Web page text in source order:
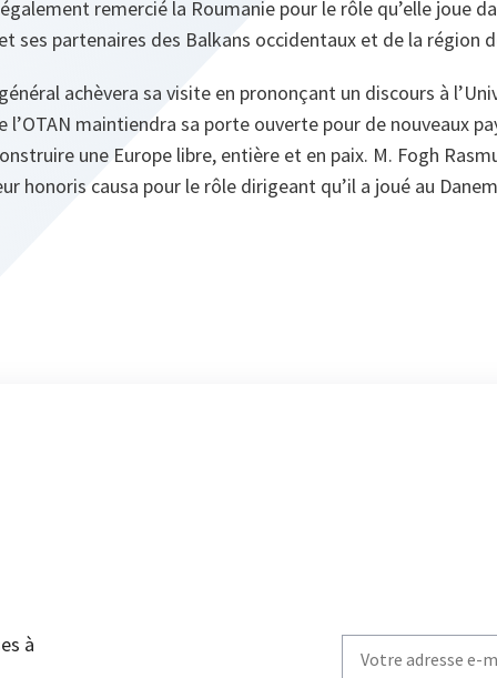
remercié la Roumanie pour le rôle qu’elle joue
ses partenaires des Balkans occidentaux et de la région
achèvera sa visite en prononçant un discours à
l’OTAN maintiendra sa porte ouverte pour de nouveaux
une Europe libre, entière et en paix. M. Fogh
honoris causa pour le rôle dirigeant qu’il a joué au
à